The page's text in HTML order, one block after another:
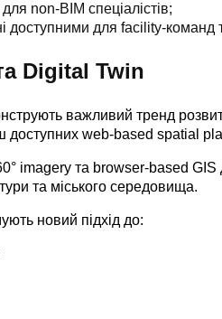
non-BIM спеціалістів;
доступними для facility-команд
Digital Twin
важливий тренд
доступних web-based spatial
imagery та browser-based
та міського середовища.
новий підхід до: